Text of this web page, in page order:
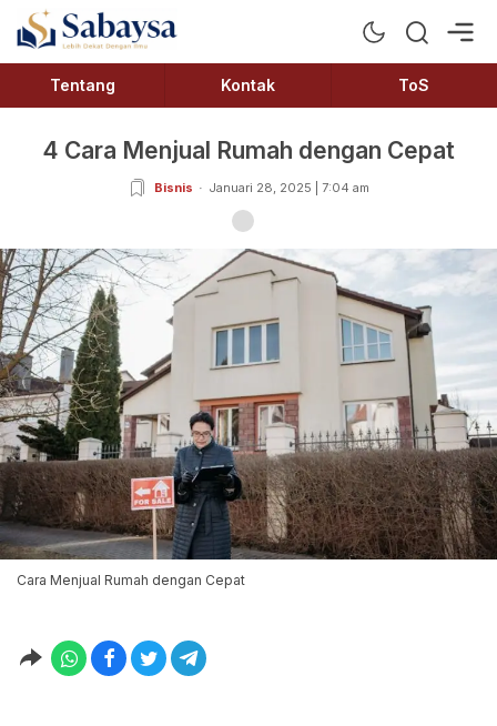
Sabaysa
Lebih Dekat Dengan Ilmu
Tentang Kontak ToS
4 Cara Menjual Rumah dengan Cepat
Bisnis Januari 28, 2025 | 7:04 am
Cara Menjual Rumah dengan Cepat